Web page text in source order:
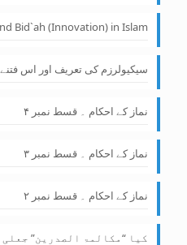
Bid`ah (Innovation) in Islam
سیکیولرزم کی تعریف اور اس
نماز کے احکام ۔ قسط نمبر ۴
نماز کے احکام ۔ قسط نمبر ۳
نماز کے احکام ۔ قسط نمبر ۲
کیا “مکالمۃ الصدرین”